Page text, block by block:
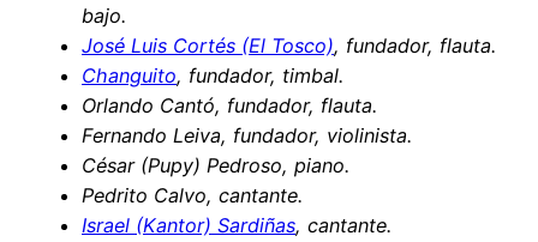
bajo.
José Luis Cortés (El Tosco), fundador, flauta.
Changuito, fundador, timbal.
Orlando Cantó, fundador, flauta.
Fernando Leiva, fundador, violinista.
César (Pupy) Pedroso, piano.
Pedrito Calvo, cantante.
Israel (Kantor) Sardiñas, cantante.